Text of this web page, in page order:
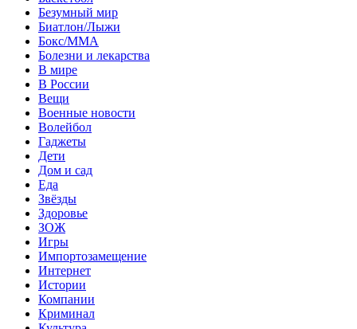
Безумный мир
Биатлон/Лыжи
Бокс/MMA
Болезни и лекарства
В мире
В России
Вещи
Военные новости
Волейбол
Гаджеты
Дети
Дом и сад
Еда
Звёзды
Здоровье
ЗОЖ
Игры
Импортозамещение
Интернет
Истории
Компании
Криминал